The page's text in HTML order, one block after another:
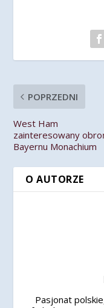
POPRZEDNI
West Ham
zainteresowany
Bayernu Monachium
O AUTORZE
Pasjonat